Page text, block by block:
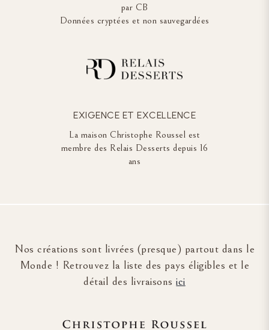
par CB
Données cryptées et non sauvegardées
EXIGENCE ET EXCELLENCE
La maison Christophe Roussel est
membre des Relais Desserts depuis 16
ans
Nos créations sont livrées (presque) partout dans le
Monde ! Retrouvez la liste des pays éligibles et le
détail des livraisonsici